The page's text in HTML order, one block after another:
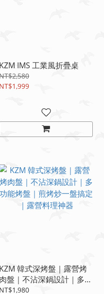
KZM IMS 工業風折疊桌
NT$1,999
KZM 韓式深烤盤｜露營烤
肉盤｜不沾深鍋設計｜多功
能烤盤｜煎烤炒一盤搞定｜
NT$1,980